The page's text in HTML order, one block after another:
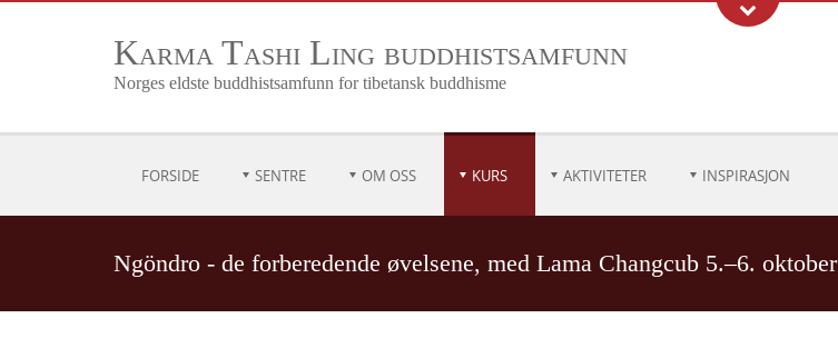
Karma Tashi Ling buddhistsamfunn
Norges eldste buddhistsamfunn for tibetansk buddhisme
FORSIDE SENTRE OM OSS KURS AKTIVITETER INSPIRASJON
Ngöndro - de forberedende øvelsene, med Lama Changcub 5.–6. oktober